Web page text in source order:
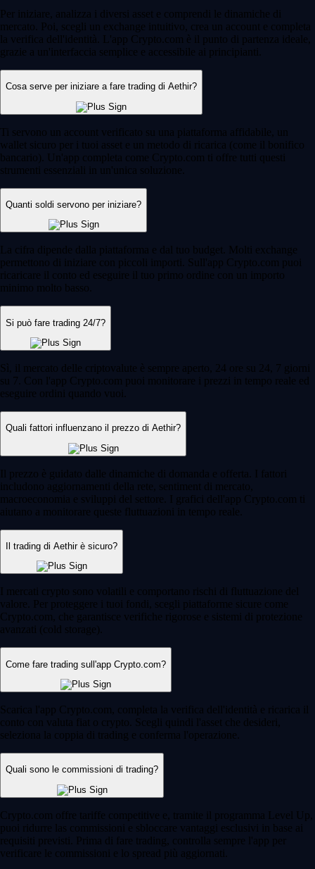
Per iniziare, analizza i diversi asset e comprendi le dinamiche di
mercato. Poi, scegli un exchange intuitivo, crea un account e completa
la verifica dell'identità. L'app Crypto.com è il punto di partenza ideale,
grazie a un'interfaccia semplice e accessibile ai principianti.
Cosa serve per iniziare a fare trading di Aethir?
Ti servono un account verificato su una piattaforma affidabile, un
wallet sicuro per i tuoi asset e un metodo di ricarica (come il bonifico
bancario). Un'app completa come Crypto.com ti offre tutti questi
strumenti essenziali in un'unica soluzione.
Quanti soldi servono per iniziare?
La cifra dipende dalla piattaforma e dal tuo budget. Molti exchange
permettono di iniziare con piccoli importi. Sull'app Crypto.com puoi
ricaricare il conto ed eseguire il tuo primo ordine con un importo
minimo molto basso.
Si può fare trading 24/7?
Sì, il mercato delle criptovalute è sempre aperto, 24 ore su 24, 7 giorni
su 7. Con l'app Crypto.com puoi monitorare i prezzi in tempo reale ed
eseguire ordini quando vuoi.
Quali fattori influenzano il prezzo di Aethir?
Il prezzo è guidato dalle dinamiche di domanda e offerta. I fattori
includono aggiornamenti della rete, sentiment di mercato,
macroeconomia e sviluppi del settore. I grafici dell'app Crypto.com ti
aiutano a monitorare queste fluttuazioni in tempo reale.
Il trading di Aethir è sicuro?
I mercati crypto sono volatili e comportano rischi di fluttuazione del
valore. Per proteggere i tuoi fondi, scegli piattaforme sicure come
Crypto.com, che garantisce verifiche rigorose e sistemi di protezione
avanzati (cold storage).
Come fare trading sull'app Crypto.com?
Scarica l'app Crypto.com, completa la verifica dell'identità e ricarica il
conto con valuta fiat o crypto. Scegli quindi l'asset che desideri,
seleziona la coppia di trading e conferma l'operazione.
Quali sono le commissioni di trading?
Crypto.com offre tariffe competitive e, tramite il programma Level Up,
puoi ridurre las commissioni e sbloccare vantaggi esclusivi in base ai
requisiti previsti. Prima di fare trading, controlla sempre l'app per
verificare le commissioni e lo spread più aggiornati.